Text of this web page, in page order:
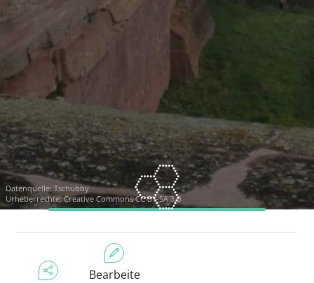
Datenquelle: Tschubby
Urheberrechte: Creative Commons CC BY-SA 3.0
Bearbeite